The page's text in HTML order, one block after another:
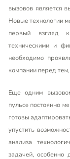
вызовов является
Новые технологии
первый взгляд
техническими и
необходимо
компании перед
Еще одним
пульсе постоянно
готовы
упустить
анализа
задачей, особенно